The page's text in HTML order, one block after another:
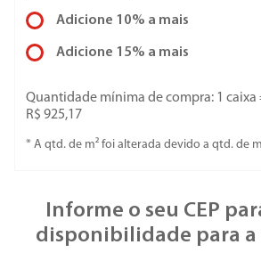
Adicione 10% a mais
Adicione 15% a mais
Quantidade mínima de compra: 1 caixa
R$ 925,17
* A qtd. de m² foi alterada devido a qtd. de
Informe o seu CEP
disponibilidade para a